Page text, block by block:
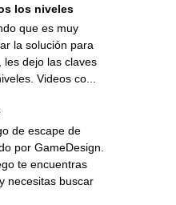
los niveles
que es muy
la solución para
les dejo las claves
Videos co...
de escape de
por GameDesign.
te encuentras
necesitas buscar